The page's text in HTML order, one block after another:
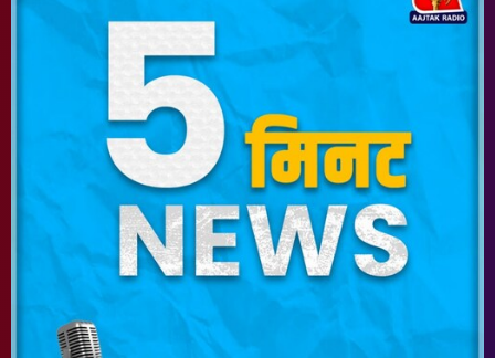
DOWNLOAD APP
Living Media India Limited. For reprint rights: